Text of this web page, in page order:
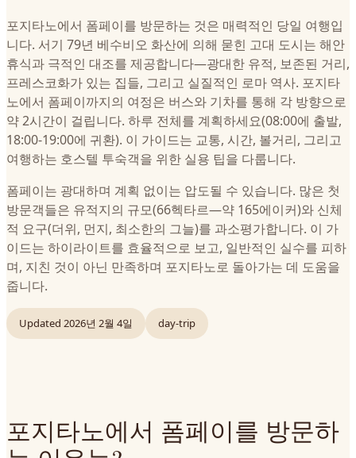
포지타노에서 폼페이를 방문하는 것은 매력적인 당일 여행입
니다. 서기 79년 베수비오 화산에 의해 묻힌 고대 도시는 해안
휴식과 극적인 대조를 제공합니다—광대한 유적, 보존된 거리,
프레스코화가 있는 집들, 그리고 실질적인 로마 역사. 포지타
노에서 폼페이까지의 여정은 버스와 기차를 통해 각 방향으로
약 2시간이 걸립니다. 하루 전체를 계획하세요(08:00에 출발,
18:00-19:00에 귀환). 이 가이드는 교통, 시간, 볼거리, 그리고
여행하는 호스텔 투숙객을 위한 실용 팁을 다룹니다.
폼페이는 광대하며 계획 없이는 압도될 수 있습니다. 많은 첫
방문객들은 유적지의 규모(66헥타르—약 165에이커)와 신체
적 요구(더위, 먼지, 최소한의 그늘)를 과소평가합니다. 이 가
이드는 하이라이트를 효율적으로 보고, 일반적인 실수를 피하
며, 지친 것이 아닌 만족하며 포지타노로 돌아가는 데 도움을
줍니다.
Updated 2026년 2월 4일 day-trip
포지타노에서 폼페이를 방문하